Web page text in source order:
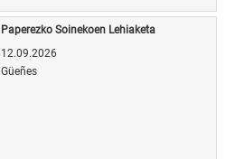
Paperezko Soinekoen Lehiaketa
12.09.2026
Güeñes